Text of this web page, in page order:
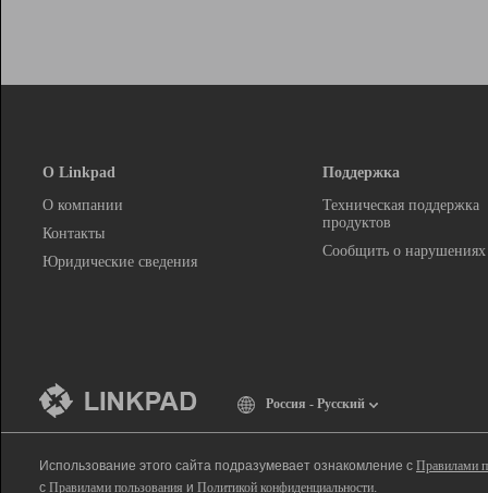
О Linkpad
О компании
Контакты
Юридические сведения
Поддержка
Техническая поддержка
продуктов
Сообщить о нарушениях
Россия - Русский
Использование этого сайта подразумевает ознакомление с Правилами
с Правилами пользования и Политикой конфиденциальности.